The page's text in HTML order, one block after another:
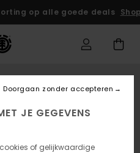
op alle goede deals
JE GEGEVENS
of gelijkwaardige
Doorgaan zonder accepteren